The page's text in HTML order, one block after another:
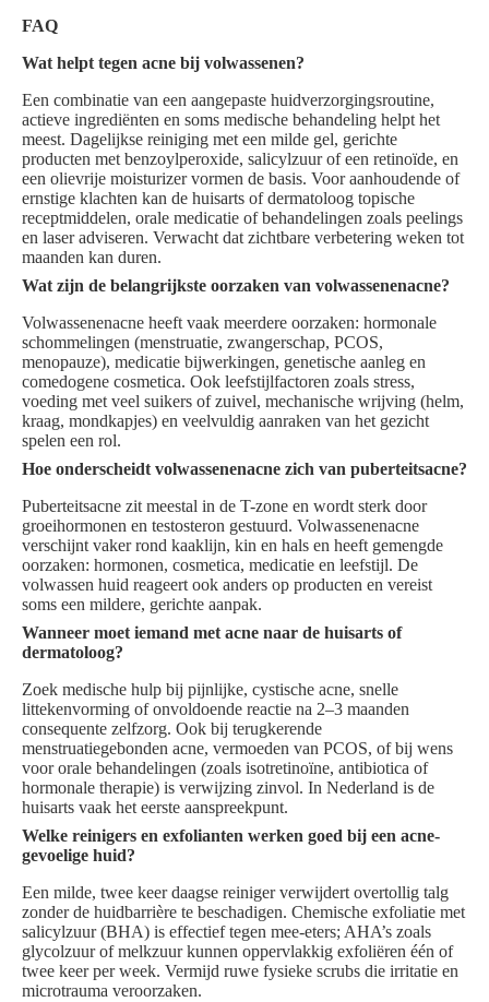
FAQ
Wat helpt tegen acne bij volwassenen?
Een combinatie van een aangepaste huidverzorgingsroutine,
actieve ingrediënten en soms medische behandeling helpt het
meest. Dagelijkse reiniging met een milde gel, gerichte
producten met benzoylperoxide, salicylzuur of een retinoïde, en
een olievrije moisturizer vormen de basis. Voor aanhoudende of
ernstige klachten kan de huisarts of dermatoloog topische
receptmiddelen, orale medicatie of behandelingen zoals peelings
en laser adviseren. Verwacht dat zichtbare verbetering weken tot
maanden kan duren.
Wat zijn de belangrijkste oorzaken van volwassenenacne?
Volwassenenacne heeft vaak meerdere oorzaken: hormonale
schommelingen (menstruatie, zwangerschap, PCOS,
menopauze), medicatie bijwerkingen, genetische aanleg en
comedogene cosmetica. Ook leefstijlfactoren zoals stress,
voeding met veel suikers of zuivel, mechanische wrijving (helm,
kraag, mondkapjes) en veelvuldig aanraken van het gezicht
spelen een rol.
Hoe onderscheidt volwassenenacne zich van puberteitsacne?
Puberteitsacne zit meestal in de T-zone en wordt sterk door
groeihormonen en testosteron gestuurd. Volwassenenacne
verschijnt vaker rond kaaklijn, kin en hals en heeft gemengde
oorzaken: hormonen, cosmetica, medicatie en leefstijl. De
volwassen huid reageert ook anders op producten en vereist
soms een mildere, gerichte aanpak.
Wanneer moet iemand met acne naar de huisarts of
dermatoloog?
Zoek medische hulp bij pijnlijke, cystische acne, snelle
littekenvorming of onvoldoende reactie na 2–3 maanden
consequente zelfzorg. Ook bij terugkerende
menstruatiegebonden acne, vermoeden van PCOS, of bij wens
voor orale behandelingen (zoals isotretinoïne, antibiotica of
hormonale therapie) is verwijzing zinvol. In Nederland is de
huisarts vaak het eerste aanspreekpunt.
Welke reinigers en exfolianten werken goed bij een acne-
gevoelige huid?
Een milde, twee keer daagse reiniger verwijdert overtollig talg
zonder de huidbarrière te beschadigen. Chemische exfoliatie met
salicylzuur (BHA) is effectief tegen mee-eters; AHA’s zoals
glycolzuur of melkzuur kunnen oppervlakkig exfoliëren één of
twee keer per week. Vermijd ruwe fysieke scrubs die irritatie en
microtrauma veroorzaken.